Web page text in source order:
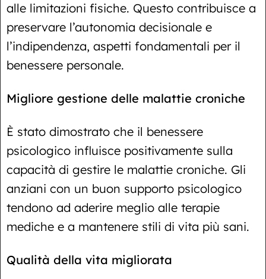
alle limitazioni fisiche. Questo contribuisce a
preservare l’autonomia decisionale e
l’indipendenza, aspetti fondamentali per il
benessere personale.
Migliore gestione delle malattie croniche
È stato dimostrato che il benessere
psicologico influisce positivamente sulla
capacità di gestire le malattie croniche. Gli
anziani con un buon supporto psicologico
tendono ad aderire meglio alle terapie
mediche e a mantenere stili di vita più sani.
Qualità della vita migliorata